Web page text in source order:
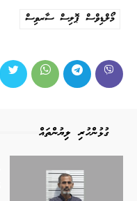
މޯލްޑިވްސް ޕޮލިސް ސާރވިސް
ގުޅުންހުރި ލިޔުންތައް